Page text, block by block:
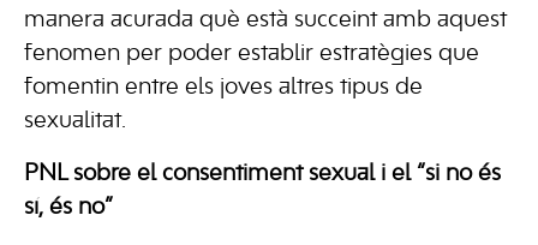
manera acurada què està succeint amb aquest
fenomen per poder establir estratègies que
fomentin entre els joves altres tipus de
sexualitat.
PNL sobre el consentiment sexual i el “si no és
sí, és no”